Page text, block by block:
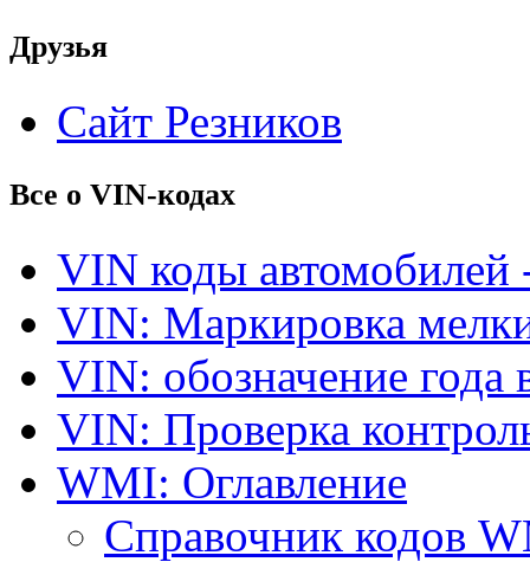
Друзья
Сайт Резников
Все о VIN-кодах
VIN коды автомобилей
VIN: Маркировка
VIN: обозначение года
VIN: Проверка
WMI: Оглавление
Справочник кодов